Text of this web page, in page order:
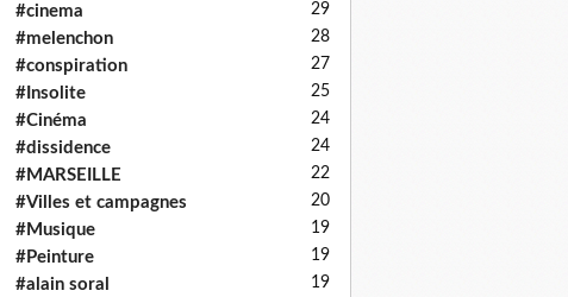
#cinema 29
#melenchon 28
#conspiration 27
#Insolite 25
#Cinéma 24
#dissidence 24
#MARSEILLE 22
#Villes et campagnes 20
#Musique 19
#Peinture 19
#alain soral 19